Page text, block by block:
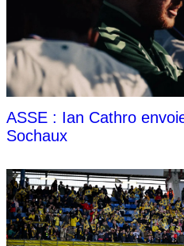
ASSE : Ian Cathro
Sochaux